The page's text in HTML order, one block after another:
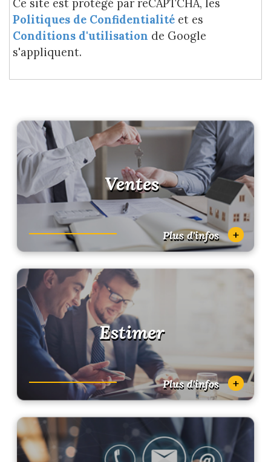
Ce site est protégé par reCAPTCHA, les
Politiques de Confidentialité et es
Conditions d'utilisation de Google
s'appliquent.
Ventes
Plus d'infos +
Estimer
Plus d'infos +